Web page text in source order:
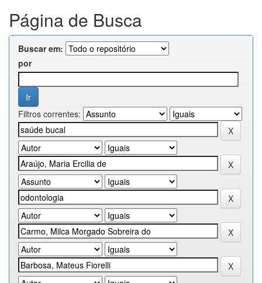
Página de Busca
Buscar em:
por
Filtros correntes: